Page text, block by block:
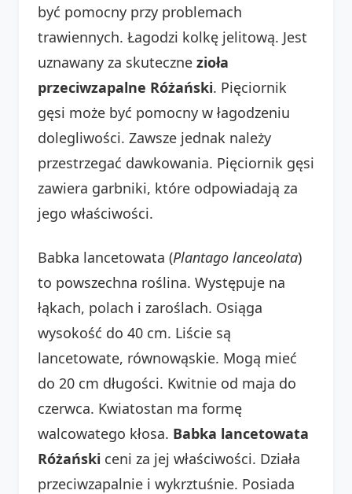
być pomocny przy problemach
trawiennych. Łagodzi kolkę jelitową. Jest
uznawany za skuteczne zioła
przeciwzapalne Różański. Pięciornik
gęsi może być pomocny w łagodzeniu
dolegliwości. Zawsze jednak należy
przestrzegać dawkowania. Pięciornik gęsi
zawiera garbniki, które odpowiadają za
jego właściwości.
Babka lancetowata (Plantago lanceolata)
to powszechna roślina. Występuje na
łąkach, polach i zaroślach. Osiąga
wysokość do 40 cm. Liście są
lancetowate, równowąskie. Mogą mieć
do 20 cm długości. Kwitnie od maja do
czerwca. Kwiatostan ma formę
walcowatego kłosa. Babka lancetowata
Różański ceni za jej właściwości. Działa
przeciwzapalnie i wykrztuśnie. Posiada